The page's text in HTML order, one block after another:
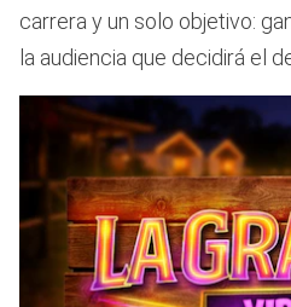
carrera y un solo objetivo:
la audiencia que decidirá el